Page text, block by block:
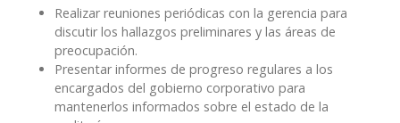
Realizar reuniones periódicas con la gerencia para
discutir los hallazgos preliminares y las áreas de
preocupación.
Presentar informes de progreso regulares a los
encargados del gobierno corporativo para
mantenerlos informados sobre el estado de la